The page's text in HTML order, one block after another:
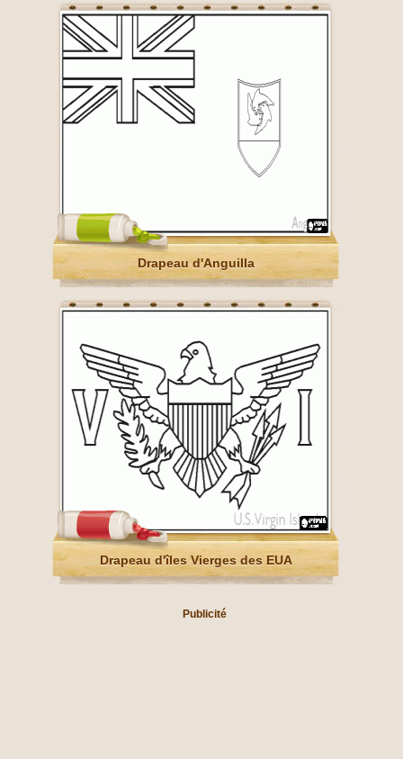
Drapeau d'Anguilla
Drapeau d'îles Vierges des EUA
Publicité